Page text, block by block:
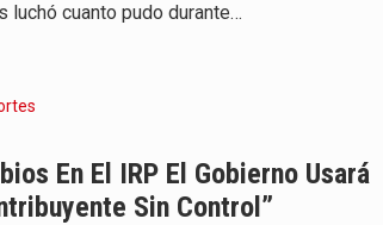
luchó cuanto pudo durante…
En El IRP El Gobierno Usará
Sin Control”